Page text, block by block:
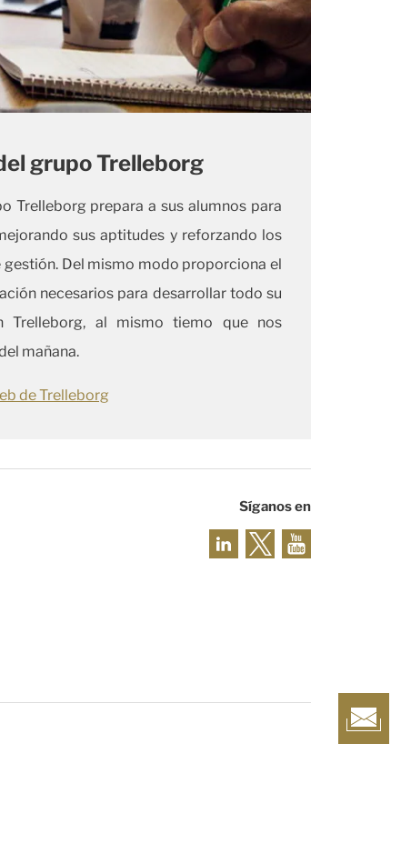
grupo Trelleborg
Trelleborg prepara a sus alumnos para
sus aptitudes y reforzando los
gestión. Del mismo modo proporciona el
necesarios para desarrollar todo su
Trelleborg, al mismo tiemo que nos
mañana.
de Trelleborg
Síganos en